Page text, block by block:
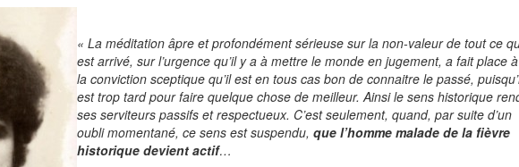
« La méditation âpre et profondément sérieuse sur la non-valeur de tout ce
est arrivé, sur l’urgence qu’il y a à mettre le monde en jugement, a fait place à
la conviction sceptique qu’il est en tous cas bon de connaitre le passé,
est trop tard pour faire quelque chose de meilleur. Ainsi le sens historique
ses serviteurs passifs et respectueux. C’est seulement, quand, par suite d’un
oubli momentané, ce sens est suspendu, que l’homme malade de la fièvre
historique devient actif…